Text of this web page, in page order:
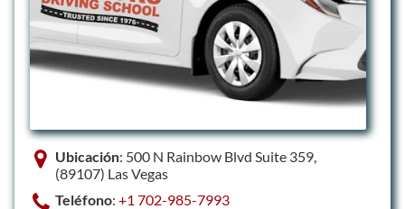
Ubicación: 500 N Rainbow Blvd Suite 359,
(89107) Las Vegas
Teléfono: +1 702-985-7993